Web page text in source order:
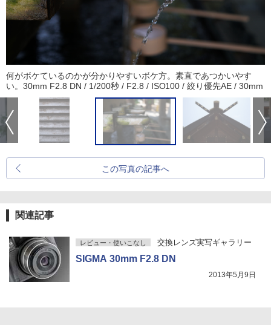
何がボケているのかが分かりやすいボケ方。素直であつかいやす
い。30mm F2.8 DN / 1/200秒 / F2.8 / ISO100 / 絞り優先AE / 30mm
この写真の記事へ
関連記事
レビュー・使いこなし 交換レンズ実写ギャラリー
SIGMA 30mm F2.8 DN
2013年5月9日